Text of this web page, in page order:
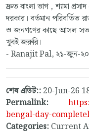
দ্রুত বাংলা ভাগ , শ্যামা
দরকার। বর্তমান পরিবর্তিত
ও জনগণের কাছে আসল সত্য
খুবই জরুরি।
- Ranajit Pal, ২১-জুন-
শেষ এডিট:: 20-Jun-26
Permalink:
bengal-day-
Categories: Current